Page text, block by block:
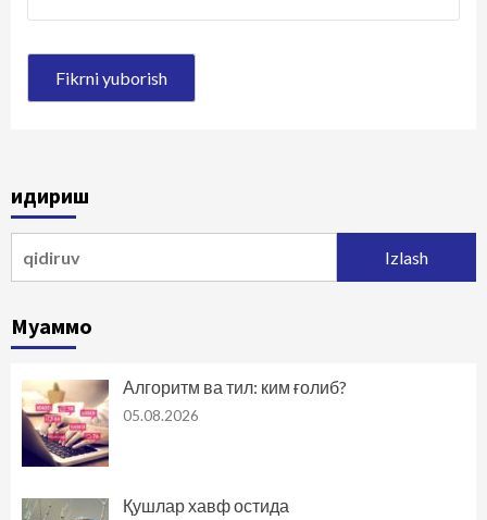
Қидириш
Муаммо
Алгоритм ва тил: ким ғолиб?
05.08.2026
Қушлар хавф остида